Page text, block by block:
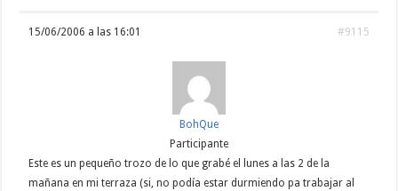
15/06/2006 a las 16:01 #9115
BohQue
Participante
Este es un pequeño trozo de lo que grabé el lunes a las 2 de la
mañana en mi terraza (si, no podía estar durmiendo pa trabajar al